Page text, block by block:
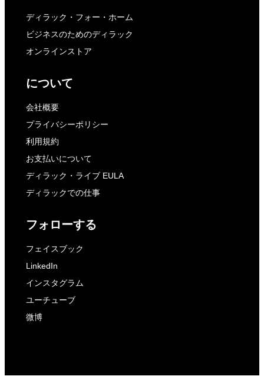
ディラック・フォー・ホーム
ビジネスのためのディラック
オンラインストア
について
会社概要
プライバシーポリシー
利用規約
お支払いについて
ディラック・ライブ EULA
ディラックでの仕事
フォローする
フェイスブック
LinkedIn
インスタグラム
ユーチューブ
微博